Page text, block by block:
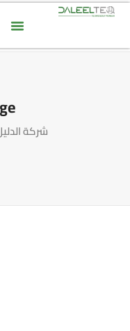
شركة